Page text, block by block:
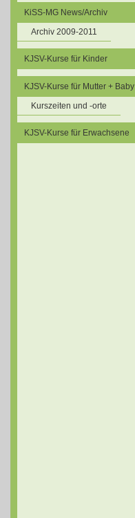
KiSS-MG News/Archiv
Archiv 2009-2011
KJSV-Kurse für Kinder
KJSV-Kurse für Mutter + Baby
Kurszeiten und -orte
KJSV-Kurse für Erwachsene